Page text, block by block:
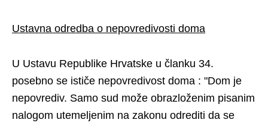
Ustavna odredba o nepovredivosti doma
U Ustavu Republike Hrvatske u članku 34.
posebno se ističe nepovredivost doma : "Dom je
nepovrediv. Samo sud može obrazloženim pisanim
nalogom utemeljenim na zakonu odrediti da se